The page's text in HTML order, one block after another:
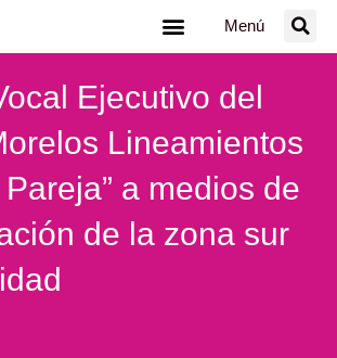
Menú
Ejecutivo del
Lineamientos
Pareja” a medios de
de la zona sur